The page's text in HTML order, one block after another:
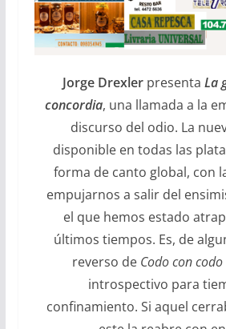
Jorge Drexlerpresenta La
concordia, una llamada a la
discurso del odio. La
disponible en todas las
forma de canto global, con
empujarnos a salir del
el que hemos estado
últimos tiempos. Es, de
reverso de Codo con codo
introspectivo para
confinamiento. Si aquel